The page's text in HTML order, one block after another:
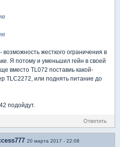
жесткого ограничения в
Я потому и уменьшил гейн в своей
вместо TL072 поставиь какой-
TLC2272, или поднять питание до
подойдут.
Ответить
20 марта 2017 - 22:08